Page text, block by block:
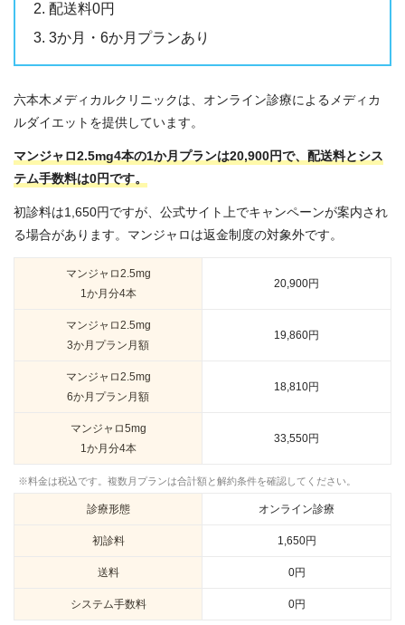
配送料0円
3か月・6か月プランあり
六本木メディカルクリニックは、オンライン診療によるメディカ
ルダイエットを提供しています。
マンジャロ2.5mg4本の1か月プランは20,900円で、配送料とシス
テム手数料は0円です。
初診料は1,650円ですが、公式サイト上でキャンペーンが案内され
る場合があります。マンジャロは返金制度の対象外です。
マンジャロ2.5mg
1か月分4本
20,900円
マンジャロ2.5mg
3か月プラン月額
19,860円
マンジャロ2.5mg
6か月プラン月額
18,810円
マンジャロ5mg
1か月分4本
33,550円
※料金は税込です。複数月プランは合計額と解約条件を確認してください。
診療形態 オンライン診療
初診料 1,650円
送料 0円
システム手数料 0円